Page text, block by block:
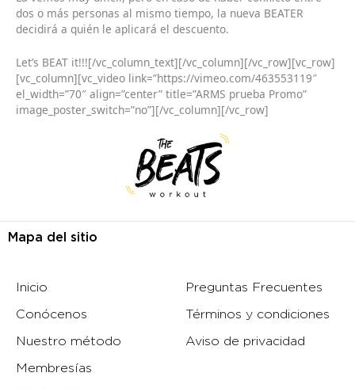
dos o más personas al mismo tiempo, la nueva BEATER
decidirá a quién le aplicará el descuento.
Let’s BEAT it!!![/vc_column_text][/vc_column][/vc_row][vc_row]
[vc_column][vc_video link=”https://vimeo.com/463553119″
el_width=”70″ align=”center” title=”ARMS prueba Promo”
image_poster_switch=”no”][/vc_column][/vc_row]
Mapa del sitio
Inicio
Conócenos
Nuestro método
Membresías
Preguntas Frecuentes
Términos y condiciones
Aviso de privacidad